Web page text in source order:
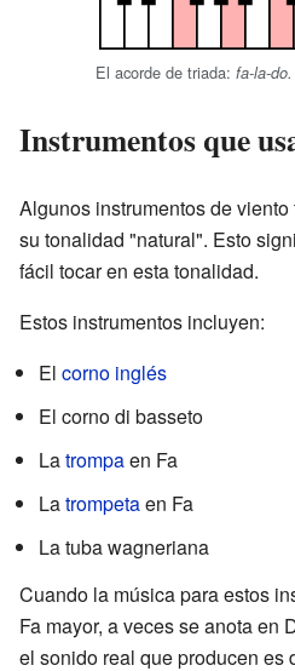
El acorde de triada: fa-la-do.
Instrumentos que
Algunos instrumentos de
su tonalidad "natural". Esto
fácil tocar en esta tonalidad.
Estos instrumentos incluyen:
El corno inglés
El corno di basseto
Latrompaen Fa
Latrompetaen Fa
La tuba wagneriana
Cuando la música para estos
Fa mayor, a veces se anota en
el sonido real que producen es